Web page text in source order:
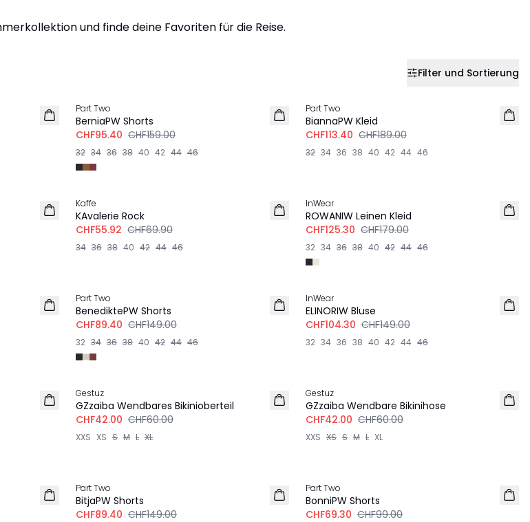
und finde deine Favoriten für die Reise.
Filter und Sortierung
LEINEN
Part Two
BerniaPW Shorts
CHF95.40 CHF159.00
32 34 36 38 40 42 44 46
Part Two
BiannaPW Kleid
CHF113.40 CHF189.00
32 34 36 38 40 42 44 46
Kaffe
KAvalerie Rock
CHF55.92 CHF69.90
34 36 38 40 42 44 46
LEINEN
InWear
ROWANIW Leinen Kleid
CHF125.30 CHF179.00
32 34 36 38 40 42 44 46
LEINEN
Part Two
BenediktePW Shorts
CHF89.40 CHF149.00
32 34 36 38 40 42 44 46
LEINEN
InWear
ELINORIW Bluse
CHF104.30 CHF149.00
32 34 36 38 40 42 44 46
Gestuz
GZzaiba Wendbares Bikinioberteil
CHF42.00 CHF60.00
XXS XS S M L XL
Gestuz
GZzaiba Wendbare Bikinihose
CHF42.00 CHF60.00
XXS XS S M L XL
Part Two
BitjaPW Shorts
CHF89.40 CHF149.00
Part Two
BonniPW Shorts
CHF69.30 CHF99.00